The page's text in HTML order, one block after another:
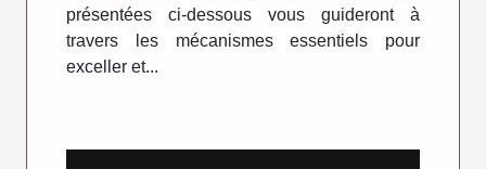
présentées ci-dessous vous guideront à
travers les mécanismes essentiels pour
exceller et...